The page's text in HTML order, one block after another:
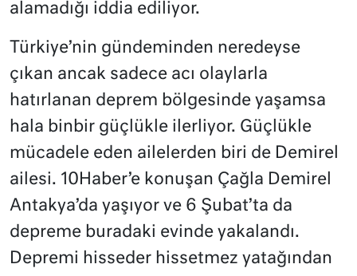
alamadığı iddia ediliyor.
Türkiye’nin gündeminden neredeyse
çıkan ancak sadece acı olaylarla
hatırlanan deprem bölgesinde yaşamsa
hala binbir güçlükle ilerliyor. Güçlükle
mücadele eden ailelerden biri de Demirel
ailesi. 10Haber’e konuşan Çağla Demirel
Antakya’da yaşıyor ve 6 Şubat’ta da
depreme buradaki evinde yakalandı.
Depremi hisseder hissetmez yatağından